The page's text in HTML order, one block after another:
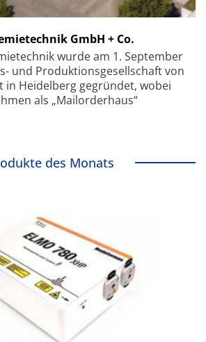
GmbH + Co.
wurde am 1. September
und Produktionsgesellschaft von
in Heidelberg gegründet, wobei
als „Mailorderhaus“
des Monats